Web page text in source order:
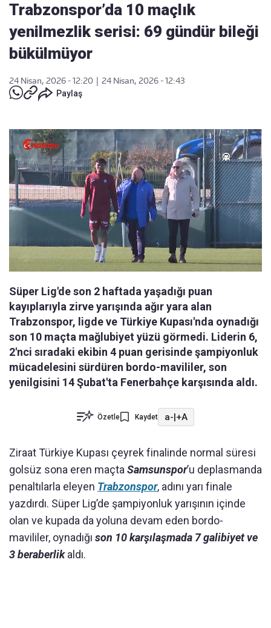
Trabzonspor’da 10 maçlık
yenilmezlik serisi: 69 gündür bileği
bükülmüyor
24 Nisan, 2026 - 12:20
24 Nisan, 2026 - 12:43
Paylaş
Süper Lig'de son 2 haftada yaşadığı puan
kayıplarıyla zirve yarışında ağır yara alan
Trabzonspor, ligde ve Türkiye Kupası'nda oynadığı
son 10 maçta mağlubiyet yüzü görmedi. Liderin 6,
2'nci sıradaki ekibin 4 puan gerisinde şampiyonluk
mücadelesini sürdüren bordo-mavililer, son
yenilgisini 14 Şubat'ta Fenerbahçe karşısında aldı.
Özetle Kaydet a-|+A
Ziraat Türkiye Kupası çeyrek finalinde normal süresi
golsüz sona eren maçta Samsunspor’u deplasmanda
penaltılarla eleyen Trabzonspor, adını yarı finale
yazdırdı. Süper Lig’de şampiyonluk yarışının içinde
olan ve kupada da yoluna devam eden bordo-
mavililer, oynadığı son 10 karşılaşmada 7 galibiyet ve
3 beraberlikaldı.